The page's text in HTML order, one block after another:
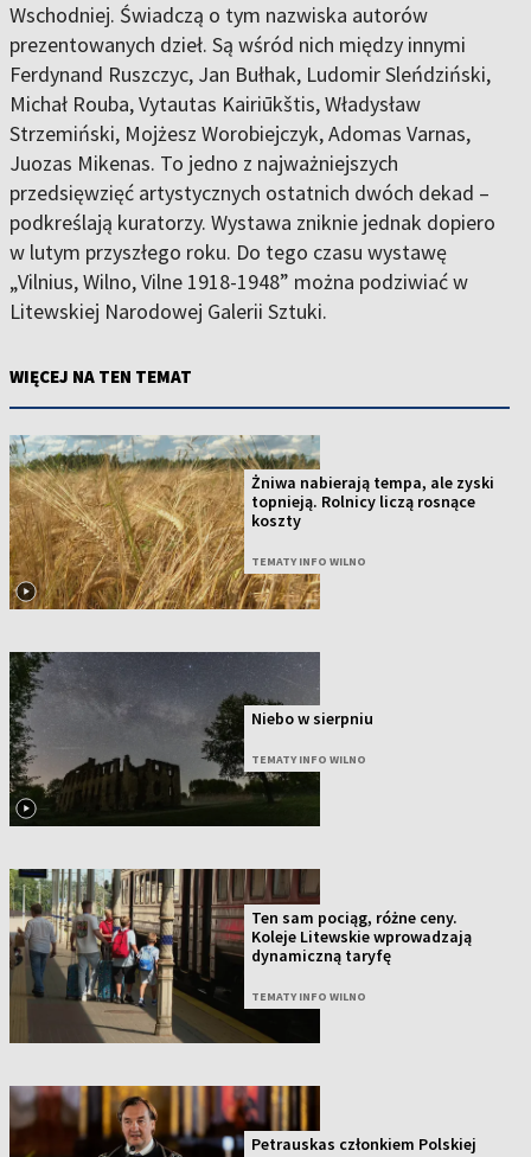
Wschodniej. Świadczą o tym nazwiska autorów
prezentowanych dzieł. Są wśród nich między innymi
Ferdynand Ruszczyc, Jan Bułhak, Ludomir Sleńdziński,
Michał Rouba, Vytautas Kairiūkštis, Władysław
Strzemiński, Mojżesz Worobiejczyk, Adomas Varnas,
Juozas Mikenas. To jedno z najważniejszych
przedsięwzięć artystycznych ostatnich dwóch dekad –
podkreślają kuratorzy. Wystawa zniknie jednak dopiero
w lutym przyszłego roku. Do tego czasu wystawę
„Vilnius, Wilno, Vilne 1918-1948” można podziwiać w
Litewskiej Narodowej Galerii Sztuki.
WIĘCEJ NA TEN TEMAT
Żniwa nabierają tempa, ale zyski
topnieją. Rolnicy liczą rosnące
koszty
TEMATY INFO WILNO
Niebo w sierpniu
TEMATY INFO WILNO
Ten sam pociąg, różne ceny.
Koleje Litewskie wprowadzają
dynamiczną taryfę
TEMATY INFO WILNO
Petrauskas członkiem Polskiej